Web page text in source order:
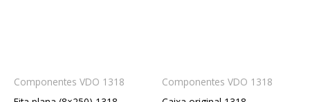
Componentes VDO 1318
Componentes VDO 1318